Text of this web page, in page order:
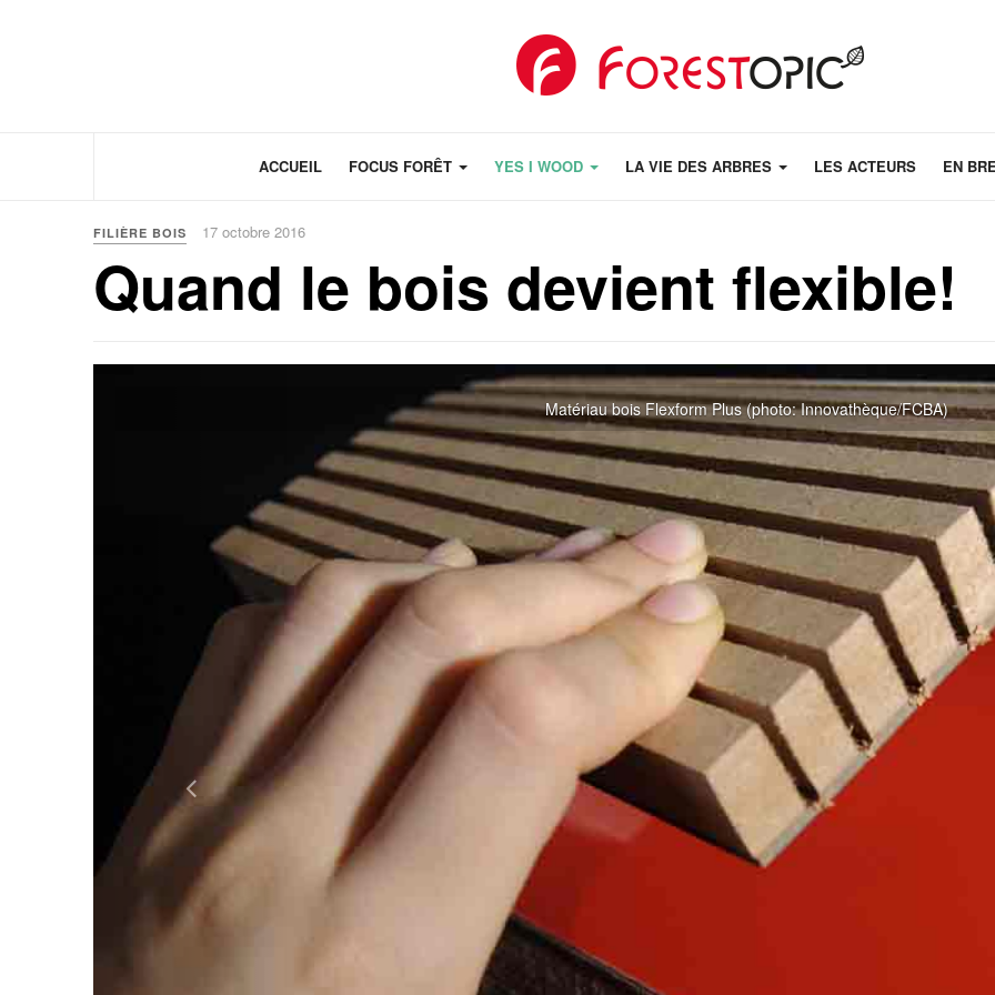
ACCUEIL FOCUS FORÊT YES I WOOD LA VIE DES ARBRES LES ACTEURS EN
FILIÈRE BOIS 17 octobre 2016
Quand le bois devient flexible!
Matériau bois Flexform Plus (photo: Innovathèque/FCBA)
Previous